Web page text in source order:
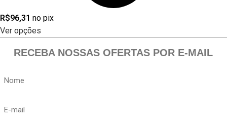
R$96,31 no pix
Ver opções
RECEBA NOSSAS OFERTAS POR E-MAIL
Nome
E-